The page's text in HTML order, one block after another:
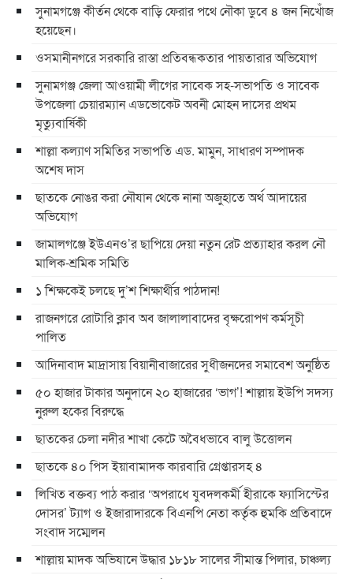
সুনামগঞ্জে কীর্তন থেকে বাড়ি ফেরার পথে নৌকা ডুবে ৪ জন নিখোঁজ
হয়েছেন।
ওসমানীনগরে সরকারি রাস্তা প্রতিবন্ধকতার পায়তারার অভিযোগ
সুনামগঞ্জ জেলা আওয়ামী লীগের সাবেক সহ-সভাপতি ও সাবেক
উপজেলা চেয়ারম্যান এডভোকেট অবনী মোহন দাসের প্রথম
মৃত্যুবার্ষিকী
শাল্লা কল্যাণ সমিতির সভাপতি এড. মামুন, সাধারণ সম্পাদক
অশেষ দাস
ছাতকে নোঙর করা নৌযান থেকে নানা অজুহাতে অর্থ আদায়ের
অভিযোগ
জামালগঞ্জে ইউএনও’র ছাপিয়ে দেয়া নতুন রেট প্রত্যাহার করল নৌ
মালিক-শ্রমিক সমিতি
১ শিক্ষকেই চলছে দু’শ শিক্ষার্থীর পাঠদান!
রাজনগরে রোটারি ক্লাব অব জালালাবাদের বৃক্ষরোপণ কর্মসূচী
পালিত
আদিনাবাদ মাদ্রাসায় বিয়ানীবাজারের সুধীজনদের সমাবেশ অনুষ্ঠিত
৫০ হাজার টাকার অনুদানে ২০ হাজারের ‘ভাগ’! শাল্লায় ইউপি সদস্য
নুরুল হকের বিরুদ্ধে
ছাতকের চেলা নদীর শাখা কেটে অবৈধভাবে বালু উত্তোলন
ছাতকে ৪০ পিস ইয়াবামাদক কারবারি গ্রেপ্তারসহ ৪
লিখিত বক্তব্য পাঠ করার ‘অপরাধে যুবদলকর্মী হীরাকে ফ্যাসিস্টের
দোসর’ ট্যাগ ও ইজারাদারকে বিএনপি নেতা কর্তৃক হুমকি প্রতিবাদে
সংবাদ সম্মেলন
শাল্লায় মাদক অভিযানে উদ্ধার ১৮১৮ সালের সীমান্ত পিলার, চাঞ্চল্য